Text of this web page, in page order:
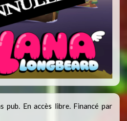
pub. En accès libre. Financé par